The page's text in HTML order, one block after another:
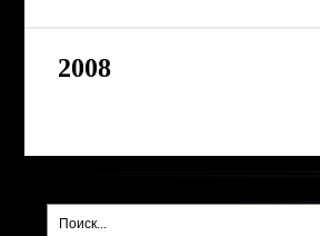
2008